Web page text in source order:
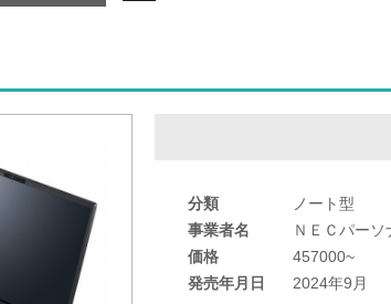
分類
ノート型
事業者名
ＮＥＣパー
価格
457000~
発売年月日
2024年9月